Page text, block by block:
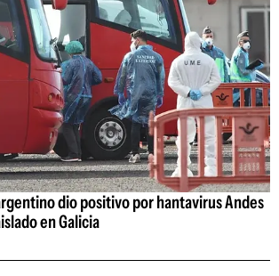
dio positivo por hantavirus Andes
en Galicia